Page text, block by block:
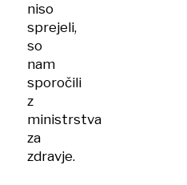
niso
sprejeli,
so
nam
sporočili
z
ministrstva
za
zdravje.